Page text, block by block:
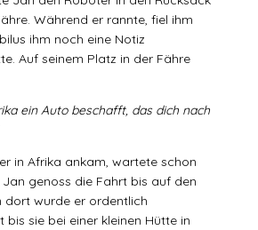
Während er rannte, fiel ihm
ihm noch eine Notiz
Auf seinem Platz in der Fähre
ein Auto beschafft, das dich nach
in Afrika ankam, wartete schon
genoss die Fahrt bis auf den
dort wurde er ordentlich
bis sie bei einer kleinen Hütte in